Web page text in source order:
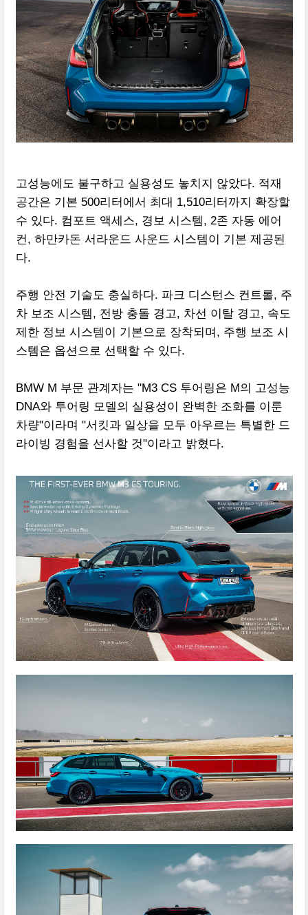
고성능에도 불구하고 실용성도 놓치지 않았다. 적재
공간은 기본 500리터에서 최대 1,510리터까지 확장할
수 있다. 컴포트 액세스, 경보 시스템, 2존 자동 에어
컨, 하만카돈 서라운드 사운드 시스템이 기본 제공된
다.
주행 안전 기술도 충실하다. 파크 디스턴스 컨트롤, 주
차 보조 시스템, 전방 충돌 경고, 차선 이탈 경고, 속도
제한 정보 시스템이 기본으로 장착되며, 주행 보조 시
스템은 옵션으로 선택할 수 있다.
BMW M 부문 관계자는 "M3 CS 투어링은 M의 고성능
DNA와 투어링 모델의 실용성이 완벽한 조화를 이룬
차량"이라며 "서킷과 일상을 모두 아우르는 특별한 드
라이빙 경험을 선사할 것"이라고 밝혔다.